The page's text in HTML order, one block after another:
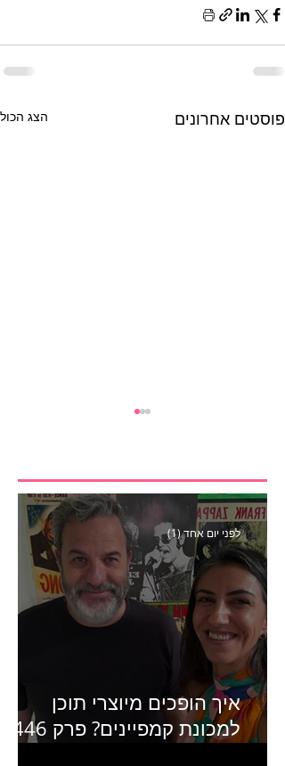
פוסטים אחרונים הצג הכול
מהלך הקונספירציה הגדול
של אובר איטס
איך הופכים מיוצרי תוכן
למכונת קמפיינים? פרק 446
לפני יום אחד (1)